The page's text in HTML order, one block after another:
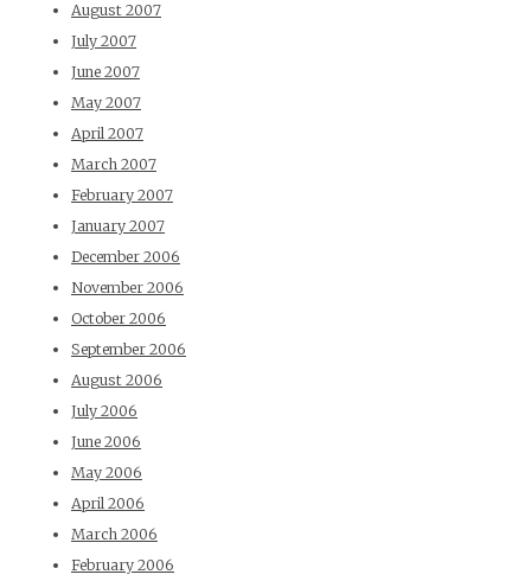
August 2007
July 2007
June 2007
May 2007
April 2007
March 2007
February 2007
January 2007
December 2006
November 2006
October 2006
September 2006
August 2006
July 2006
June 2006
May 2006
April 2006
March 2006
February 2006